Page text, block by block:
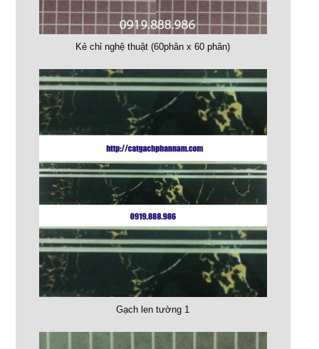
Kẻ chỉ nghệ thuật (60phân x 60 phân)
Gạch len tường 1